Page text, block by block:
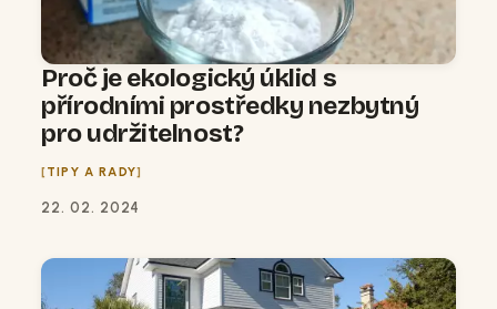
Proč je ekologický úklid s
přírodními prostředky nezbytný
pro udržitelnost?
TIPY A RADY
22. 02. 2024